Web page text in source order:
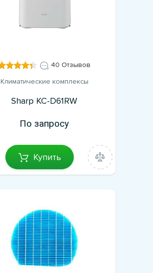
40 Отзывов
Климатические комплексы
Sharp KC-D61RW
По запросу
Купить